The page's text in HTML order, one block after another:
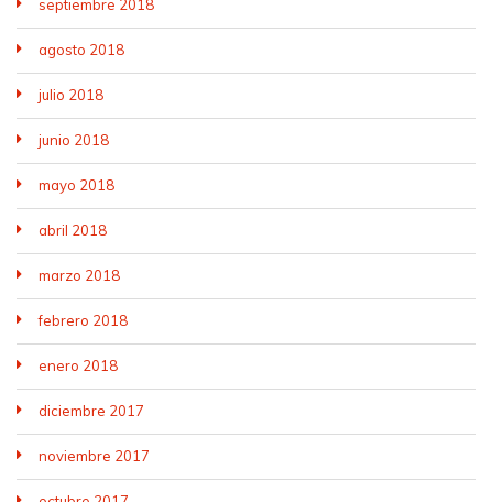
septiembre 2018
agosto 2018
julio 2018
junio 2018
mayo 2018
abril 2018
marzo 2018
febrero 2018
enero 2018
diciembre 2017
noviembre 2017